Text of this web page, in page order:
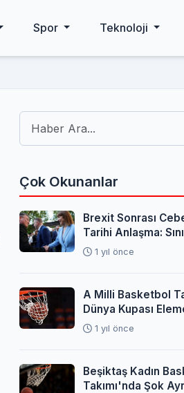
Spor Teknoloji
Çok Okunanlar
Brexit Sonrası
Tarihi Anlaşma:
Sorunları Çözüldü
1 yıl önce
A Milli Basketbol
Dünya Kupası
Programı Açıklandı
1 yıl önce
Beşiktaş Kadın
Takımı'nda Şok